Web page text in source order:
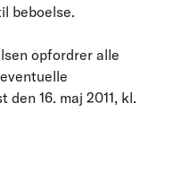
beboelse.
opfordrer alle
16. maj 2011, kl.